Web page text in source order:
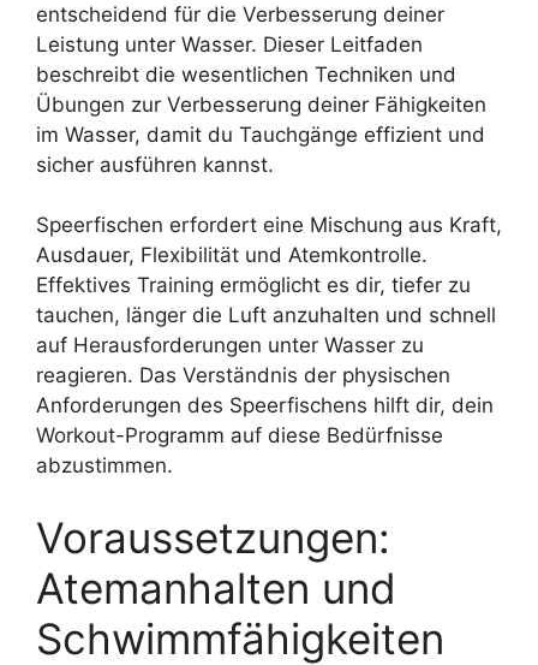
entscheidend für die Verbesserung deiner
Leistung unter Wasser. Dieser Leitfaden
beschreibt die wesentlichen Techniken und
Übungen zur Verbesserung deiner Fähigkeiten
im Wasser, damit du Tauchgänge effizient und
sicher ausführen kannst.
Speerfischen erfordert eine Mischung aus Kraft,
Ausdauer, Flexibilität und Atemkontrolle.
Effektives Training ermöglicht es dir, tiefer zu
tauchen, länger die Luft anzuhalten und schnell
auf Herausforderungen unter Wasser zu
reagieren. Das Verständnis der physischen
Anforderungen des Speerfischens hilft dir, dein
Workout-Programm auf diese Bedürfnisse
abzustimmen.
Voraussetzungen:
Atemanhalten und
Schwimmfähigkeiten